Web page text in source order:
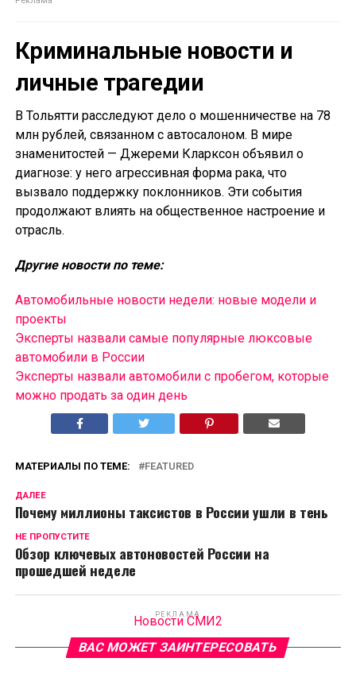
Криминальные новости и
личные трагедии
В Тольятти расследуют дело о мошенничестве на 78
млн рублей, связанном с автосалоном. В мире
знаменитостей — Джереми Кларксон объявил о
диагнозе: у него агрессивная форма рака, что
вызвало поддержку поклонников. Эти события
продолжают влиять на общественное настроение и
отрасль.
Другие новости по теме:
Автомобильные новости недели: новые модели и
проекты
Эксперты назвали самые популярные люксовые
автомобили в России
Эксперты назвали автомобили с пробегом, которые
можно продать за один день
МАТЕРИАЛЫ ПО ТЕМЕ: FEATURED
ДАЛЕЕ
Почему миллионы таксистов в России ушли в тень
НЕ ПРОПУСТИТЕ
Обзор ключевых автоновостей России на
прошедшей неделе
РЕКЛАМА
Новости СМИ2
ВАС МОЖЕТ ЗАИНТЕРЕСОВАТЬ